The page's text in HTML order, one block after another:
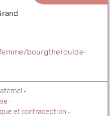
bourgtheroulde-
et contraception